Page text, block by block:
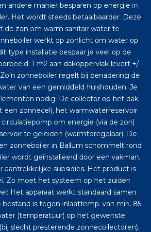
andere manier besparen op energie in
Het wordt steeds betaalbaarder. Deze
de zon om warm sanitair water te
werkt op zonlicht om water op
type installatie bespaar je veel op de
1 m2 aan dakoppervlak levert +/-
zonneboiler regelt bij benadering de
van een gemiddeld huishouden. Je
nodig: De collector op het dak
een zonnecel), het warmwaterreservoir
om energie (via de zon)
te geleiden (warmteregelaar). De
zonneboiler in Ballum schommelt rond
wordt geïnstalleerd door een vakman.
aantrekkelijke subsidies. Het product is
Zo moet het systeem op het zuiden
Het apparaat werkt standaard samen
is tegen inlaattemp. van min. 85
(temperatuur) op het gewenste
slecht presterende zonnecollectoren).